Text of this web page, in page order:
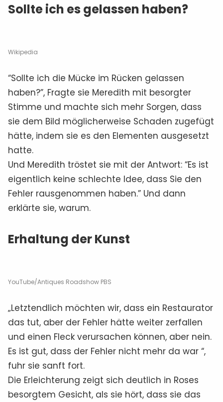
Sollte ich es gelassen haben?
Wikipedia
“Sollte ich die Mücke im Rücken gelassen
haben?”, Fragte sie Meredith mit besorgter
Stimme und machte sich mehr Sorgen, dass
sie dem Bild möglicherweise Schaden zugefügt
hätte, indem sie es den Elementen ausgesetzt
hatte.
Und Meredith tröstet sie mit der Antwort: “Es ist
eigentlich keine schlechte Idee, dass Sie den
Fehler rausgenommen haben.” Und dann
erklärte sie, warum.
Erhaltung der Kunst
YouTube/Antiques Roadshow PBS
„Letztendlich möchten wir, dass ein Restaurator
das tut, aber der Fehler hätte weiter zerfallen
und einen Fleck verursachen können, aber nein.
Es ist gut, dass der Fehler nicht mehr da war “,
fuhr sie sanft fort.
Die Erleichterung zeigt sich deutlich in Roses
besorgtem Gesicht, als sie hört, dass sie das